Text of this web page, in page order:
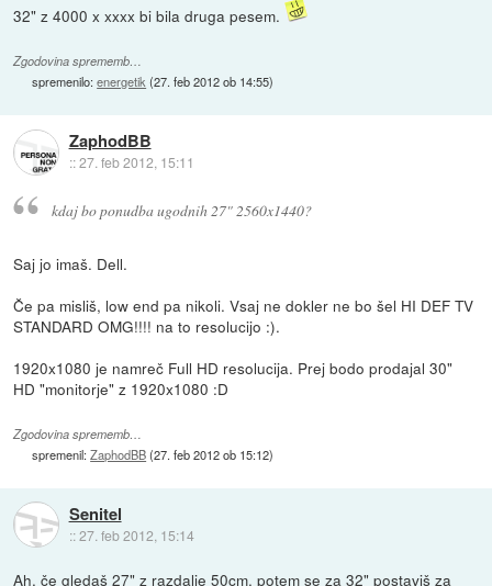
32" z 4000 x xxxx bi bila druga pesem.
Zgodovina sprememb…
spremenilo:energetik(27. feb 2012 ob 14:55)
ZaphodBB
::27. feb 2012, 15:11
kdaj bo ponudba ugodnih 27" 2560x1440?
Saj jo imaš. Dell.
Če pa misliš, low end pa nikoli. Vsaj ne dokler ne bo šel HI DEF TV
STANDARD OMG!!!! na to resolucijo :).
1920x1080 je namreč Full HD resolucija. Prej bodo prodajal 30"
HD "monitorje" z 1920x1080 :D
Zgodovina sprememb…
spremenil:ZaphodBB(27. feb 2012 ob 15:12)
Senitel
::27. feb 2012, 15:14
Ah, če gledaš 27" z razdalje 50cm, potem se za 32" postaviš za